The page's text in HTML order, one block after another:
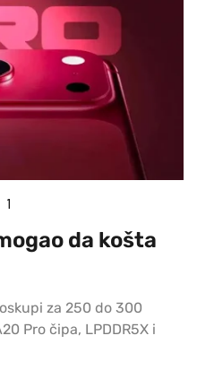
1
da košta
za 250 do 300
Pro čipa, LPDDR5X i